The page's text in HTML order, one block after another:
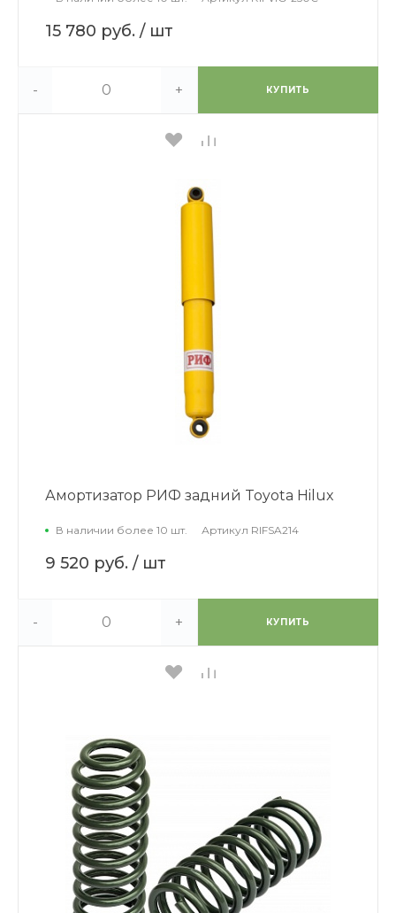
15 780 руб. / шт
- + КУПИТЬ
Амортизатор РИФ задний Toyota Hilux
В наличии более 10 шт. Артикул RIFSA214
9 520 руб. / шт
- + КУПИТЬ